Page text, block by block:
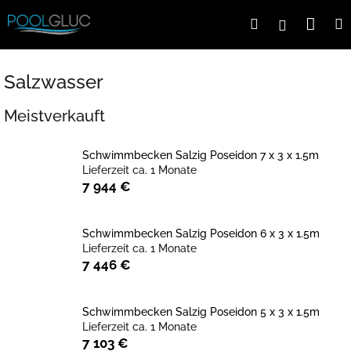
Inhalt
Suchen
Login
Salzwasser
Meistverkauft
Schwimmbecken Salzig Poseidon 7 x 3 x 1.5m
Lieferzeit ca. 1 Monate
7 944 €
Schwimmbecken Salzig Poseidon 6 x 3 x 1.5m
Lieferzeit ca. 1 Monate
7 446 €
Schwimmbecken Salzig Poseidon 5 x 3 x 1.5m
Lieferzeit ca. 1 Monate
7 103 €